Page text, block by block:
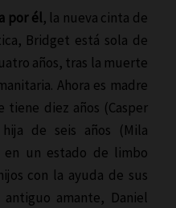
por él , la nueva cinta de
Bridget está sola de
años, tras la muerte
Ahora es madre
diez años (Casper
de seis años (Mila
en un estado de limbo
con la ayuda de sus
amante, Daniel